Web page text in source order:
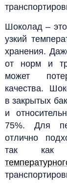
Шоколад –
узкий
хранения.
от норм и
может
качества.
в закрытых
и
75%. Для
отлично
так как